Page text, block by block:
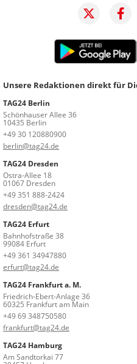
Unsere Redaktionen direkt für
TAG24 Berlin
Schönhauser Allee 36
10435 Berlin
+49 30 120880900
berlin@tag24.de
TAG24 Dresden
Ostra-Allee 18
01067 Dresden
+49 351 888-2424
dresden@tag24.de
TAG24 Erfurt
Bahnhofstraße 38
99084 Erfurt
+49 361 34947880
erfurt@tag24.de
TAG24 Frankfurt a. M.
Friedrich-Ebert-Anlage 36
60325 Frankfurt am Main
+49 69 348750580
frankfurt@tag24.de
TAG24 Hamburg
Am Sandtorkai 77